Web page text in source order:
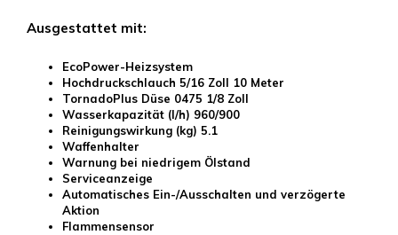
Ausgestattet mit:
EcoPower-Heizsystem
Hochdruckschlauch 5/16 Zoll 10 Meter
TornadoPlus Düse 0475 1/8 Zoll
Wasserkapazität (l/h) 960/900
Reinigungswirkung (kg) 5.1
Waffenhalter
Warnung bei niedrigem Ölstand
Serviceanzeige
Automatisches Ein-/Ausschalten und verzögerte
Aktion
Flammensensor